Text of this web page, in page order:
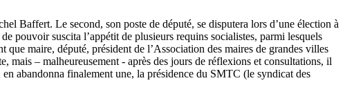
Baffert. Le second, son poste de député, se disputera lors d’une élection à
pouvoir suscita l’appétit de plusieurs requins socialistes, parmi lesquels
maire, député, président de l’Association des maires de grandes villes
mais – malheureusement - après des jours de réflexions et consultations, il
abandonna finalement une, la présidence du SMTC (le syndicat des